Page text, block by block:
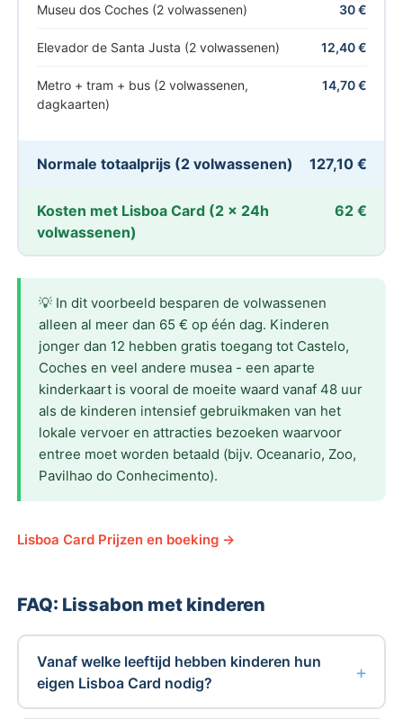
Museu dos Coches (2 volwassenen) 30 €
Elevador de Santa Justa (2 volwassenen) 12,40 €
Metro + tram + bus (2 volwassenen,
dagkaarten)
14,70 €
Normale totaalprijs (2 volwassenen) 127,10 €
Kosten met Lisboa Card (2 × 24h
volwassenen)
62 €
💡 In dit voorbeeld besparen de volwassenen
alleen al meer dan 65 € op één dag. Kinderen
jonger dan 12 hebben gratis toegang tot Castelo,
Coches en veel andere musea - een aparte
kinderkaart is vooral de moeite waard vanaf 48 uur
als de kinderen intensief gebruikmaken van het
lokale vervoer en attracties bezoeken waarvoor
entree moet worden betaald (bijv. Oceanario, Zoo,
Pavilhao do Conhecimento).
Lisboa Card Prijzen en boeking →
FAQ: Lissabon met kinderen
Vanaf welke leeftijd hebben kinderen hun
eigen Lisboa Card nodig?